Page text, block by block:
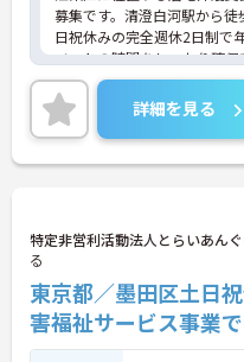
募集です。清澄白河駅から
日祝休みの完全週休2日制で
ベートの時間をしっかり確
方は面接ポイントをお伝え
連絡ください。詳細を見る
特定非営利活動法人とらいあんぐ
る
東京都／墨田区土日
害福祉サービス事業